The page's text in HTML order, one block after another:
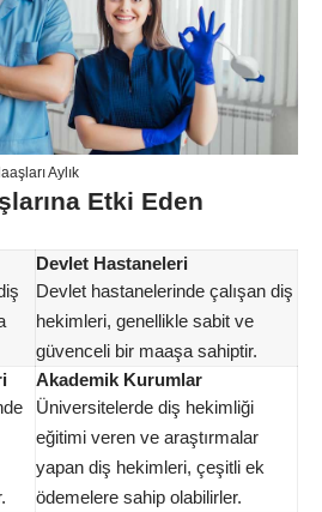
Aylık
Etki Eden
Devlet Hastaneleri
Devlet hastanelerinde çalışan diş
hekimleri, genellikle sabit ve
güvenceli bir maaşa sahiptir.
Akademik Kurumlar
Üniversitelerde diş hekimliği
eğitimi veren ve araştırmalar
yapan diş hekimleri, çeşitli ek
ödemelere sahip olabilirler.